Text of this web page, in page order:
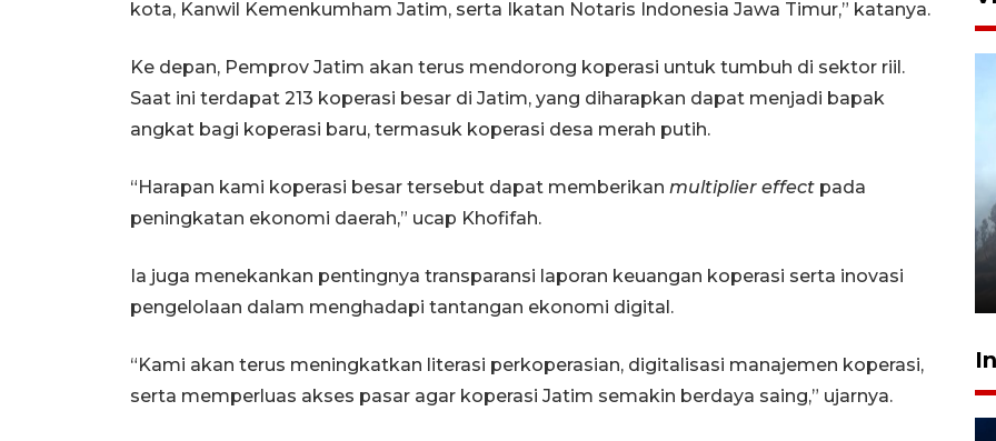
kota, Kanwil Kemenkumham Jatim, serta Ikatan Notaris Indonesia Jawa Timur,” katanya.
Ke depan, Pemprov Jatim akan terus mendorong koperasi untuk tumbuh di sektor riil.
Saat ini terdapat 213 koperasi besar di Jatim, yang diharapkan dapat menjadi bapak
angkat bagi koperasi baru, termasuk koperasi desa merah putih.
“Harapan kami koperasi besar tersebut dapat memberikan multiplier effect pada
peningkatan ekonomi daerah,” ucap Khofifah.
Ia juga menekankan pentingnya transparansi laporan keuangan koperasi serta inovasi
pengelolaan dalam menghadapi tantangan ekonomi digital.
“Kami akan terus meningkatkan literasi perkoperasian, digitalisasi manajemen koperasi,
serta memperluas akses pasar agar koperasi Jatim semakin berdaya saing,” ujarnya.
BPBD Jatim kerahkan "Drone
6 Agustus 2026 18:23